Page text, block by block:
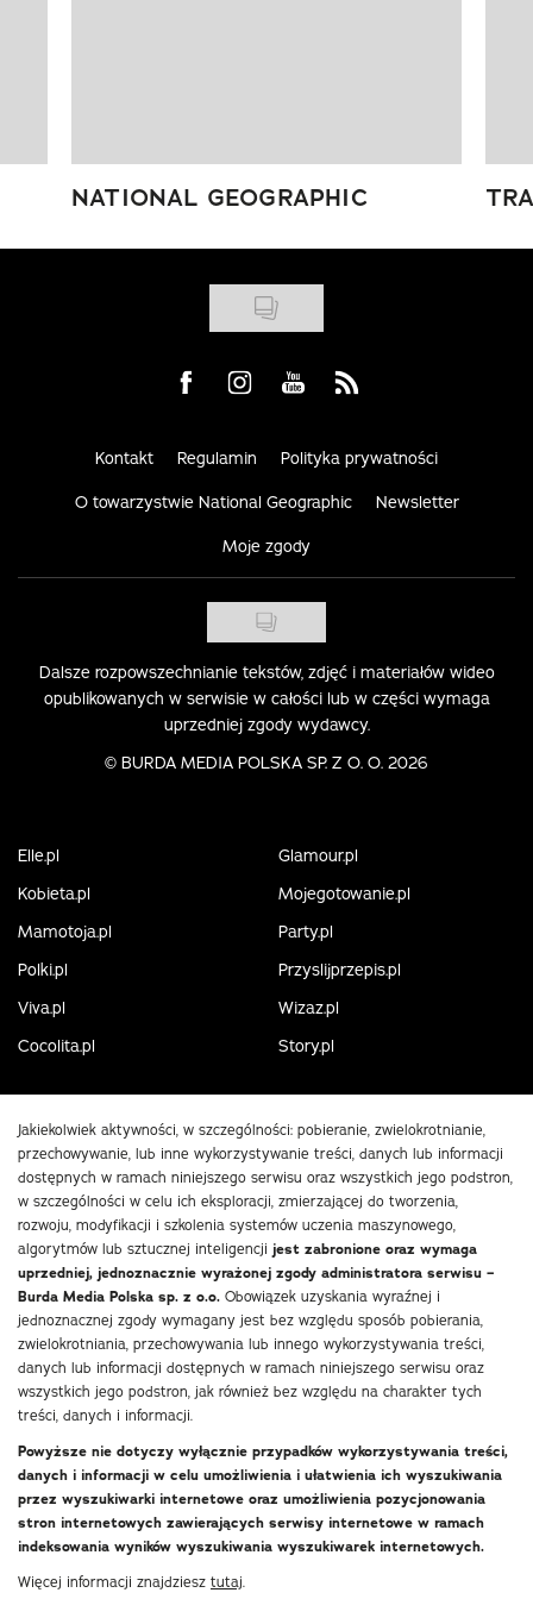
NATIONAL GEOGRAPHIC
Visit us on Facebook
Visit us on Instagram
Visit us on Youtube
Visit us on Rss
Kontakt Regulamin Polityka prywatności
O towarzystwie National Geographic Newsletter
Moje zgody
Dalsze rozpowszechnianie tekstów, zdjęć i materiałów wideo
opublikowanych w serwisie w całości lub w części wymaga
uprzedniej zgody wydawcy.
© BURDA MEDIA POLSKA SP. Z O. O. 2026
Elle.pl
Glamour.pl
Kobieta.pl
Mojegotowanie.pl
Mamotoja.pl
Party.pl
Polki.pl
Przyslijprzepis.pl
Viva.pl
Wizaz.pl
Cocolita.pl
Story.pl
Jakiekolwiek aktywności, w szczególności: pobieranie, zwielokrotnianie,
przechowywanie, lub inne wykorzystywanie treści, danych lub informacji
dostępnych w ramach niniejszego serwisu oraz wszystkich jego podstron,
w szczególności w celu ich eksploracji, zmierzającej do tworzenia,
rozwoju, modyfikacji i szkolenia systemów uczenia maszynowego,
algorytmów lub sztucznej inteligencji jest zabronione oraz wymaga
uprzedniej, jednoznacznie wyrażonej zgody administratora serwisu –
Burda Media Polska sp. z o.o. Obowiązek uzyskania wyraźnej i
jednoznacznej zgody wymagany jest bez względu sposób pobierania,
zwielokrotniania, przechowywania lub innego wykorzystywania treści,
danych lub informacji dostępnych w ramach niniejszego serwisu oraz
wszystkich jego podstron, jak również bez względu na charakter tych
treści, danych i informacji.
Powyższe nie dotyczy wyłącznie przypadków wykorzystywania treści,
danych i informacji w celu umożliwienia i ułatwienia ich wyszukiwania
przez wyszukiwarki internetowe oraz umożliwienia pozycjonowania
stron internetowych zawierających serwisy internetowe w ramach
indeksowania wyników wyszukiwania wyszukiwarek internetowych.
Więcej informacji znajdziesz tutaj.